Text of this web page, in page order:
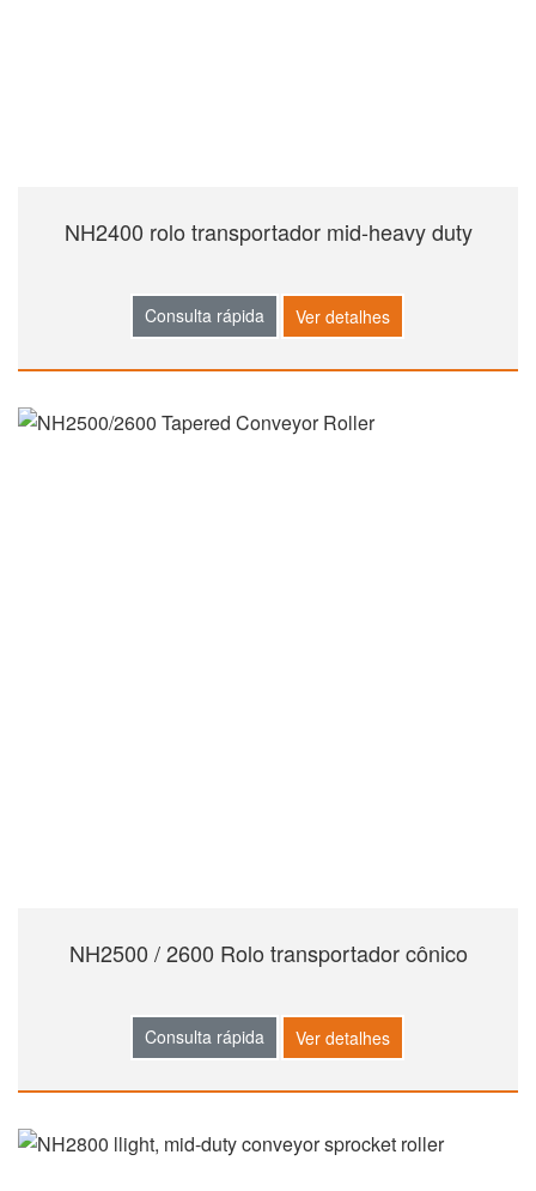
NH2400 rolo transportador mid-heavy duty
Consulta rápida Ver detalhes
NH2500 / 2600 Rolo transportador cônico
Consulta rápida Ver detalhes